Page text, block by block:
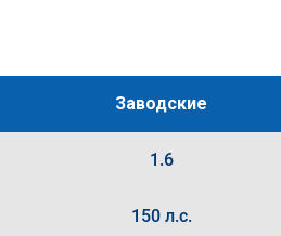
Заводские
1.6
150 л.с.